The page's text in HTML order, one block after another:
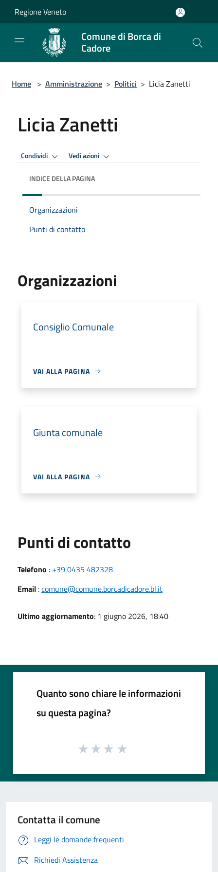
Regione Veneto
Comune di Borca di
Cadore
Home > Amministrazione > Politici > Licia Zanetti
Licia Zanetti
Condividi Vedi azioni
INDICE DELLA PAGINA
Organizzazioni
Punti di contatto
Organizzazioni
Consiglio Comunale
VAI ALLA PAGINA
Giunta comunale
VAI ALLA PAGINA
Punti di contatto
Telefono : +39 0435 482328
Email :comune@comune.borcadicadore.bl.it
Ultimo aggiornamento: 1 giugno 2026, 18:40
Quanto sono chiare le informazioni
su questa pagina?
Contatta il comune
Leggi le domande frequenti
Richiedi Assistenza